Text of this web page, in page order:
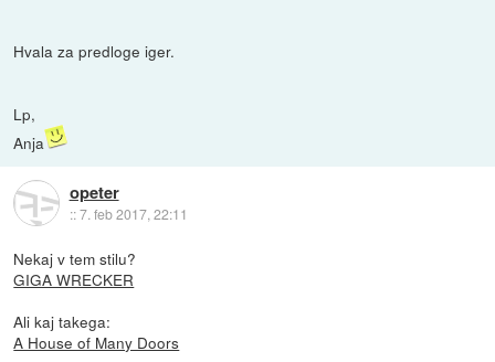
Hvala za predloge iger.
Lp,
Anja
opeter
::7. feb 2017, 22:11
Nekaj v tem stilu?
GIGA WRECKER
Ali kaj takega:
A House of Many Doors